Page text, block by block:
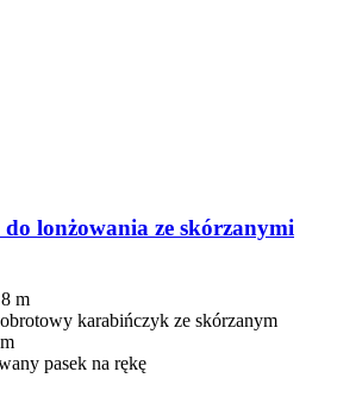
lonżowania ze skórzanymi
m
karabińczyk ze skórzanym
pasek na rękę